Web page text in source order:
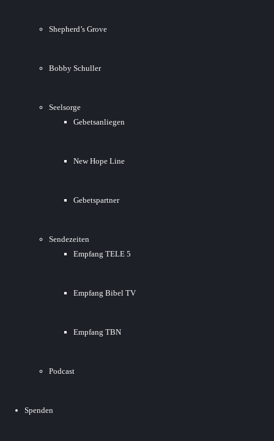
Shepherd’s Grove
Bobby Schuller
Seelsorge
Gebetsanliegen
New Hope Line
Gebetspartner
Sendezeiten
Empfang TELE 5
Empfang Bibel TV
Empfang TBN
Podcast
Spenden